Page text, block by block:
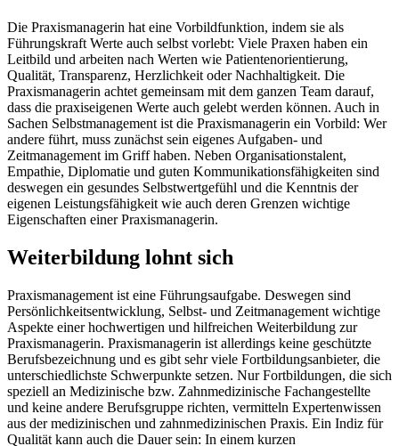
Die Praxismanagerin hat eine Vorbildfunktion, indem sie als
Führungskraft Werte auch selbst vorlebt: Viele Praxen haben ein
Leitbild und arbeiten nach Werten wie Patientenorientierung,
Qualität, Transparenz, Herzlichkeit oder Nachhaltigkeit. Die
Praxismanagerin achtet gemeinsam mit dem ganzen Team darauf,
dass die praxiseigenen Werte auch gelebt werden können. Auch in
Sachen Selbstmanagement ist die Praxismanagerin ein Vorbild: Wer
andere führt, muss zunächst sein eigenes Aufgaben- und
Zeitmanagement im Griff haben. Neben Organisationstalent,
Empathie, Diplomatie und guten Kommunikationsfähigkeiten sind
deswegen ein gesundes Selbstwertgefühl und die Kenntnis der
eigenen Leistungsfähigkeit wie auch deren Grenzen wichtige
Eigenschaften einer Praxismanagerin.
Weiterbildung lohnt sich
Praxismanagement ist eine Führungsaufgabe. Deswegen sind
Persönlichkeitsentwicklung, Selbst- und Zeitmanagement wichtige
Aspekte einer hochwertigen und hilfreichen Weiterbildung zur
Praxismanagerin. Praxismanagerin ist allerdings keine geschützte
Berufsbezeichnung und es gibt sehr viele Fortbildungsanbieter, die
unterschiedlichste Schwerpunkte setzen. Nur Fortbildungen, die sich
speziell an Medizinische bzw. Zahnmedizinische Fachangestellte
und keine andere Berufsgruppe richten, vermitteln Expertenwissen
aus der medizinischen und zahnmedizinischen Praxis. Ein Indiz für
Qualität kann auch die Dauer sein: In einem kurzen